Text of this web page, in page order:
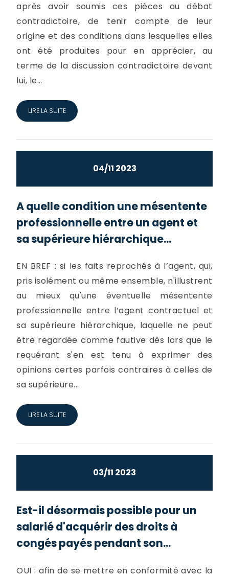
après avoir soumis ces pièces au débat
contradictoire, de tenir compte de leur
origine et des conditions dans lesquelles elles
ont été produites pour en apprécier, au
terme de la discussion contradictoire devant
lui, le...
LIRE LA SUITE
04/11 2023
A quelle condition une mésentente
professionnelle entre un agent et
sa supérieure hiérarchique...
EN BREF : si les faits reprochés à l’agent, qui,
pris isolément ou même ensemble, n'illustrent
au mieux qu'une éventuelle mésentente
professionnelle entre l’agent contractuel et
sa supérieure hiérarchique, laquelle ne peut
être regardée comme fautive dès lors que le
requérant s'en est tenu à exprimer des
opinions certes parfois contraires à celles de
sa supérieure...
LIRE LA SUITE
03/11 2023
Est-il désormais possible pour un
salarié d'acquérir des droits à
congés payés pendant son...
OUI : afin de se mettre en conformité avec la